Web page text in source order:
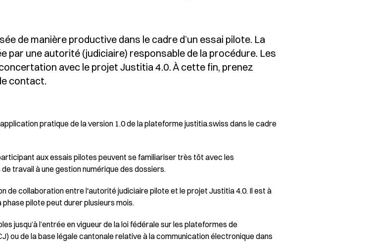
de manière productive dans le cadre d’un essai pilote. La
par une autorité (judiciaire) responsable de la procédure. Les
avec le projet Justitia 4.0. À cette fin, prenez
contact.
pratique de la version 1.0 de la plateforme justitia.swiss dans le cadre
aux essais pilotes peuvent se familiariser très tôt avec les
travail à une gestion numérique des dossiers.
de collaboration entre l'autorité judiciaire pilote et le projet Justitia 4.0. Il est à
pilote peut durer plusieurs mois.
jusqu’à l’entrée en vigueur de la loi fédérale sur les plateformes de
ou de la base légale cantonale relative à la communication électronique dans